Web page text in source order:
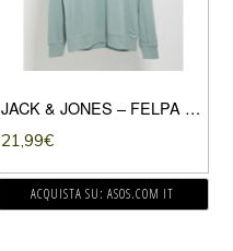
JACK & JONES – FELPA CON CAPPUCCIO E LOGO SUL PETTO-VERDE
21,99€
ACQUISTA SU: ASOS.COM IT